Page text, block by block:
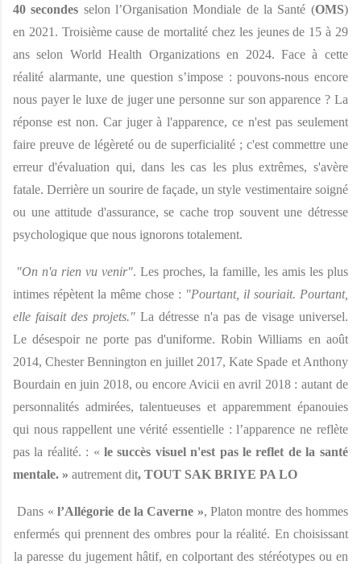
40 secondes selon l’Organisation Mondiale de la Santé (OMS)
en 2021. Troisième cause de mortalité chez les jeunes de 15 à 29
ans selon World Health Organizations en 2024. Face à cette
réalité alarmante, une question s’impose : pouvons-nous encore
nous payer le luxe de juger une personne sur son apparence ? La
réponse est non. Car juger à l'apparence, ce n'est pas seulement
faire preuve de légèreté ou de superficialité ; c'est commettre une
erreur d'évaluation qui, dans les cas les plus extrêmes, s'avère
fatale. Derrière un sourire de façade, un style vestimentaire soigné
ou une attitude d'assurance, se cache trop souvent une détresse
psychologique que nous ignorons totalement.
"On n'a rien vu venir". Les proches, la famille, les amis les plus
intimes répètent la même chose : "Pourtant, il souriait. Pourtant,
elle faisait des projets." La détresse n'a pas de visage universel.
Le désespoir ne porte pas d'uniforme. Robin Williams en août
2014, Chester Bennington en juillet 2017, Kate Spade et Anthony
Bourdain en juin 2018, ou encore Avicii en avril 2018 : autant de
personnalités admirées, talentueuses et apparemment épanouies
qui nous rappellent une vérité essentielle : l’apparence ne reflète
pas la réalité. : « le succès visuel n'est pas le reflet de la santé
mentale. » autrement dit, TOUT SAK BRIYE PA LO
Dans « l’Allégorie de la Caverne », Platon montre des hommes
enfermés qui prennent des ombres pour la réalité. En choisissant
la paresse du jugement hâtif, en colportant des stéréotypes ou en